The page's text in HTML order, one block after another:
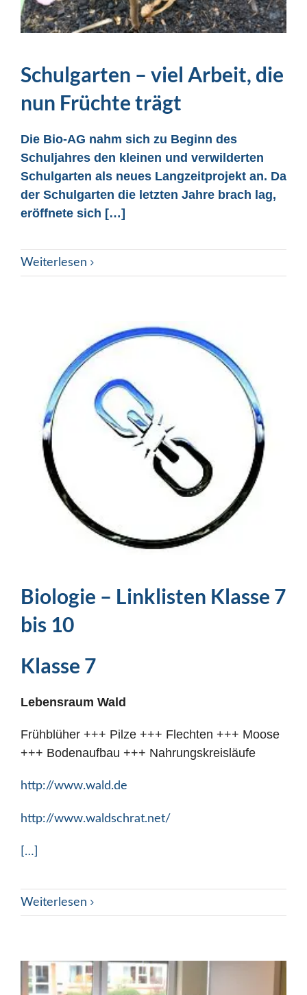
Schulgarten – viel Arbeit, die
nun Früchte trägt
Die Bio-AG nahm sich zu Beginn des
Schuljahres den kleinen und verwilderten
Schulgarten als neues Langzeitprojekt an. Da
der Schulgarten die letzten Jahre brach lag,
eröffnete sich […]
Weiterlesen
Biologie – Linklisten Klasse 7
bis 10
Klasse 7
Lebensraum Wald
Frühblüher +++ Pilze +++ Flechten +++ Moose
+++ Bodenaufbau +++ Nahrungskreisläufe
http://www.wald.de
http://www.waldschrat.net/
[…]
Weiterlesen